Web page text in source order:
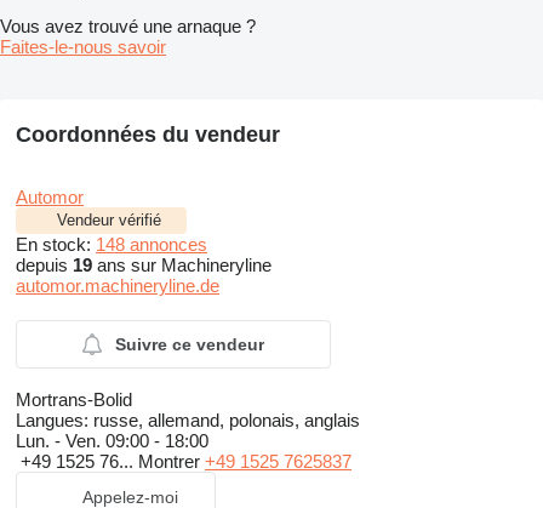
Vous avez trouvé une arnaque ?
Faites-le-nous savoir
Coordonnées du vendeur
Automor
Vendeur vérifié
En stock: 148 annonces
depuis 19 ans sur Machineryline
automor.machineryline.de
Suivre ce vendeur
Mortrans-Bolid
Langues: russe, allemand, polonais, anglais
Lun. - Ven. 09:00 - 18:00
+49 1525 76... Montrer +49 1525 7625837
Appelez-moi